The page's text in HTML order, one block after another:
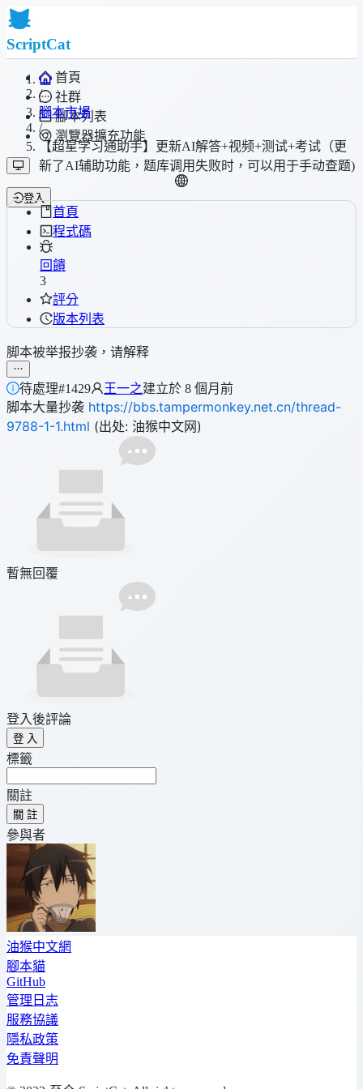
ScriptCat
首頁
社群
腳本列表
瀏覽器擴充功能
登入
/
腳本市場
/
【超星学习通助手】更新AI解答+视频+测试+考试（更
新了AI辅助功能，题库调用失败时，可以用于手动查题)
首頁
程式碼
回饋
3
評分
版本列表
脚本被举报抄袭，请解释
待處理#1429 王一之建立於 8 個月前
脚本大量抄袭 https://bbs.tampermonkey.net.cn/thread-
9788-1-1.html (出处: 油猴中文网)
暫無回覆
登入後評論
登 入
標籤
關註
關 註
參與者
油猴中文網
腳本貓
GitHub
管理日志
服務協議
隱私政策
免責聲明